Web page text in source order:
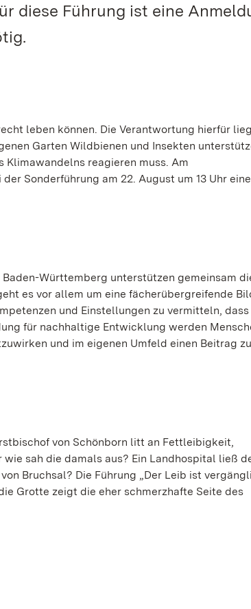
diese Führung ist eine
leben können. Die Verantwortung hierfür
Garten Wildbienen und Insekten
Klimawandelns reagieren muss. Am
Sonderführung am 22. August um 13 Uhr
Württemberg unterstützen gemeinsam
es vor allem um eine fächerübergreifende
und Einstellungen zu vermitteln, dass
für nachhaltige Entwicklung werden
und im eigenen Umfeld einen Beitrag zu
von Schönborn litt an Fettleibigkeit,
sah die damals aus? Ein Landhospital ließ
Bruchsal? Die Führung „Der Leib ist
Grotte zeigt die eher schmerzhafte Seite des